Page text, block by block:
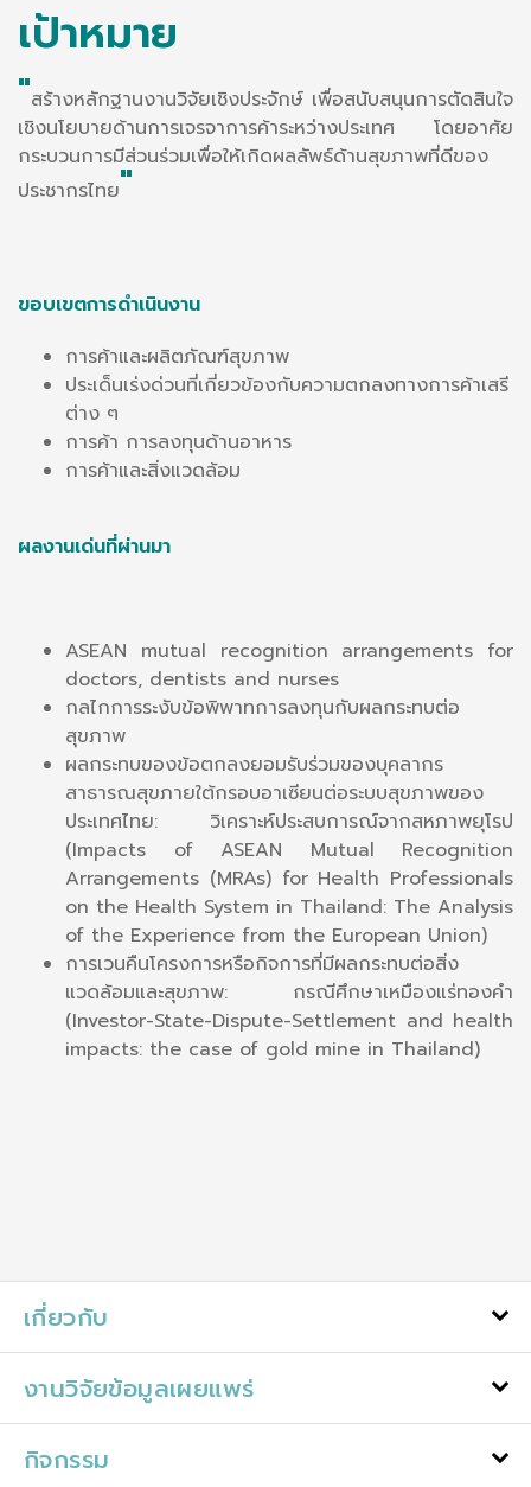
เป้าหมาย
"สร้างหลักฐานงานวิจัยเชิงประจักษ์ เพื่อสนับสนุนการตัดสินใจ
เชิงนโยบายด้านการเจรจาการค้าระหว่างประเทศ โดยอาศัย
กระบวนการมีส่วนร่วมเพื่อให้เกิดผลลัพธ์ด้านสุขภาพที่ดีของ
ประชากรไทย"
ขอบเขตการดำเนินงาน
การค้าและผลิตภัณฑ์สุขภาพ
ประเด็นเร่งด่วนที่เกี่ยวข้องกับความตกลงทางการค้าเสรี
ต่าง ๆ
การค้า การลงทุนด้านอาหาร
การค้าและสิ่งแวดล้อม
ผลงานเด่นที่ผ่านมา
ASEAN mutual recognition arrangements for
doctors, dentists and nurses
กลไกการระงับข้อพิพาทการลงทุนกับผลกระทบต่อ
สุขภาพ
ผลกระทบของข้อตกลงยอมรับร่วมของบุคลากร
สาธารณสุขภายใต้กรอบอาเซียนต่อระบบสุขภาพของ
ประเทศไทย: วิเคราะห์ประสบการณ์จากสหภาพยุโรป
(Impacts of ASEAN Mutual Recognition
Arrangements (MRAs) for Health Professionals
on the Health System in Thailand: The Analysis
of the Experience from the European Union)
การเวนคืนโครงการหรือกิจการที่มีผลกระทบต่อสิ่ง
แวดล้อมและสุขภาพ: กรณีศึกษาเหมืองแร่ทองคำ
(Investor-State-Dispute-Settlement and health
impacts: the case of gold mine in Thailand)
เกี่ยวกับ
งานวิจัยข้อมูลเผยแพร่
กิจกรรม